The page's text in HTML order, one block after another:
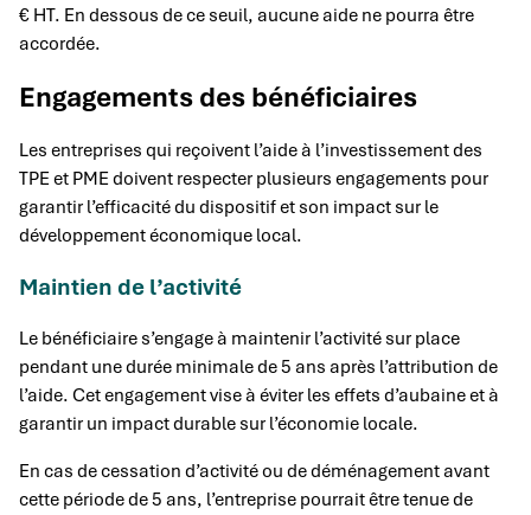
€ HT. En dessous de ce seuil, aucune aide ne pourra être
accordée.
Engagements des bénéficiaires
Les entreprises qui reçoivent l’aide à l’investissement des
TPE et PME doivent respecter plusieurs engagements pour
garantir l’efficacité du dispositif et son impact sur le
développement économique local.
Maintien de l’activité
Le bénéficiaire s’engage à maintenir l’activité sur place
pendant une durée minimale de 5 ans après l’attribution de
l’aide. Cet engagement vise à éviter les effets d’aubaine et à
garantir un impact durable sur l’économie locale.
En cas de cessation d’activité ou de déménagement avant
cette période de 5 ans, l’entreprise pourrait être tenue de